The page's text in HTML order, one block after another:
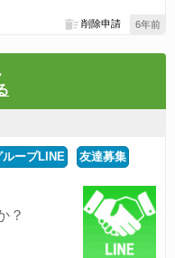
6年前
削除申請
ループLINE 友達募集
？